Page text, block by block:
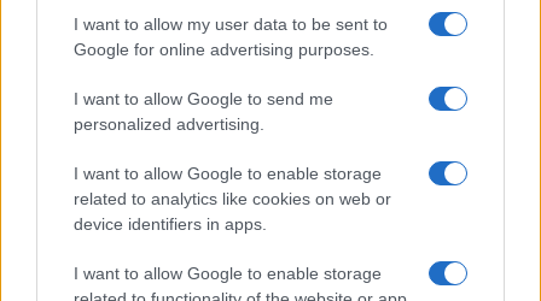
I want to allow my user data to be sent to
Google for online advertising purposes.
I want to allow Google to send me
personalized advertising.
I want to allow Google to enable storage
related to analytics like cookies on web or
device identifiers in apps.
I want to allow Google to enable storage
Olbia, divieto di sosta contro spaccio e degrado:
soluzione ideale per la casa e l’ufficio
rinascita della strada che segnò la Gallura